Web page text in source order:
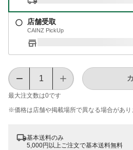
店舗受取
CAINZ PickUp
最大注文数は0です
※価格は​店舗や​掲載場所で​異なる​場合が​あり
基本送料のみ
5,000円以上ご注文で基本送料無料